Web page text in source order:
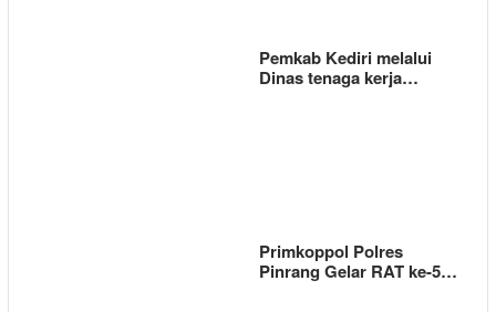
Pemkab Kediri melalui
Dinas tenaga kerja…
Primkoppol Polres
Pinrang Gelar RAT ke-5…